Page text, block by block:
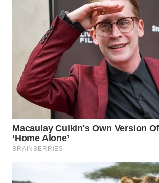
WAHANANEWS
WAHANANEWS
CO ID
WAHANANEWS
NET
WAHANA
SPORT